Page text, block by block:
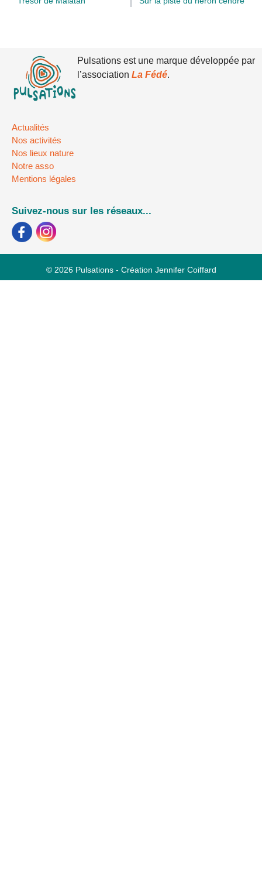
Pulsations est une marque développée par
l’association La Fédé.
Actualités
Nos activités
Nos lieux nature
Notre asso
Mentions légales
Suivez-nous sur les réseaux...
© 2026 Pulsations - Création Jennifer Coiffard